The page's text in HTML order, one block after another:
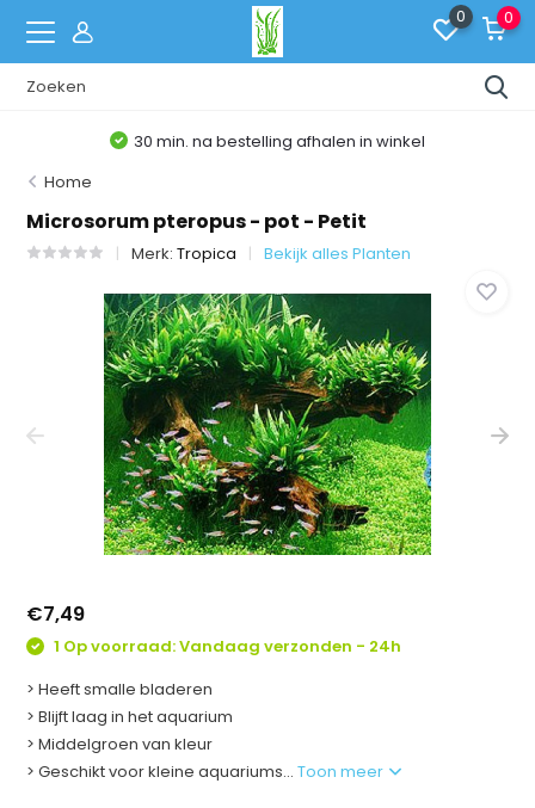
0 0
30 min. na bestelling afhalen in winkel
Home
Microsorum pteropus - pot - Petit
Merk:Tropica Bekijk alles Planten
€7,49
1 Op voorraad: Vandaag verzonden - 24h
> Heeft smalle bladeren
> Blijft laag in het aquarium
> Middelgroen van kleur
> Geschikt voor kleine aquariums...Toon meer